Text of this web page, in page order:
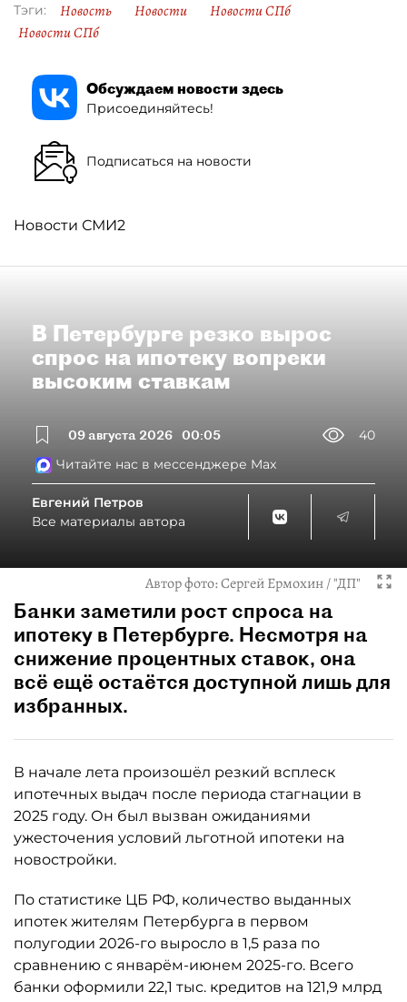
Тэги: Новость Новости
Новости СПб
Новости СПб
Обсуждаем новости здесь
Присоединяйтесь!
Подписаться на новости
Новости СМИ2
В Петербурге резко вырос
спрос на ипотеку вопреки
высоким ставкам
09 августа 2026 00:05
40
Читайте нас в мессенджере Max
Евгений Петров
Все материалы автора
Автор фото:Сергей Ермохин / "ДП"
Банки заметили рост спроса на
ипотеку в Петербурге. Несмотря на
снижение процентных ставок, она
всё ещё остаётся доступной лишь для
избранных.
В начале лета произошёл резкий всплеск
ипотечных выдач после периода стагнации в
2025 году. Он был вызван ожиданиями
ужесточения условий льготной ипотеки на
новостройки.
По статистике ЦБ РФ, количество выданных
ипотек жителям Петербурга в первом
полугодии 2026-го выросло в 1,5 раза по
сравнению с январём-июнем 2025-го. Всего
банки оформили 22,1 тыс. кредитов на 121,9 млрд